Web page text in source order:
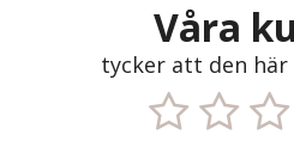
Våra
tycker att den